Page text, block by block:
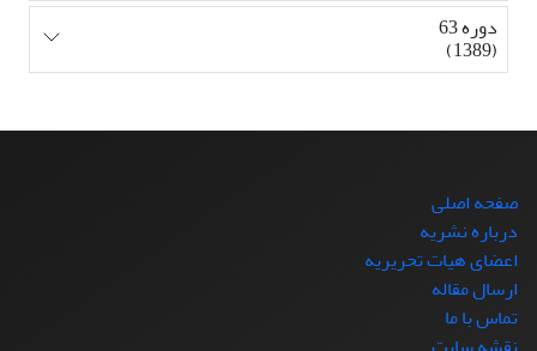
دوره 63
(1389)
صفحه اصلی
درباره نشریه
اعضای هیات تحریریه
ارسال مقاله
تماس با ما